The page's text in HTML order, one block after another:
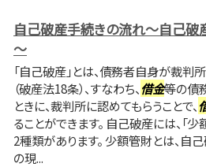
自己破産手続きの流れ～自己破
～
「自己破産」とは、債務者自身が裁判
（破産法18条）、すなわち、 借金等の債
ときに、裁判所に認めてもらうことで、
ることができます。 自己破産には、「少
2種類があります。 少額管財とは、自
の現...